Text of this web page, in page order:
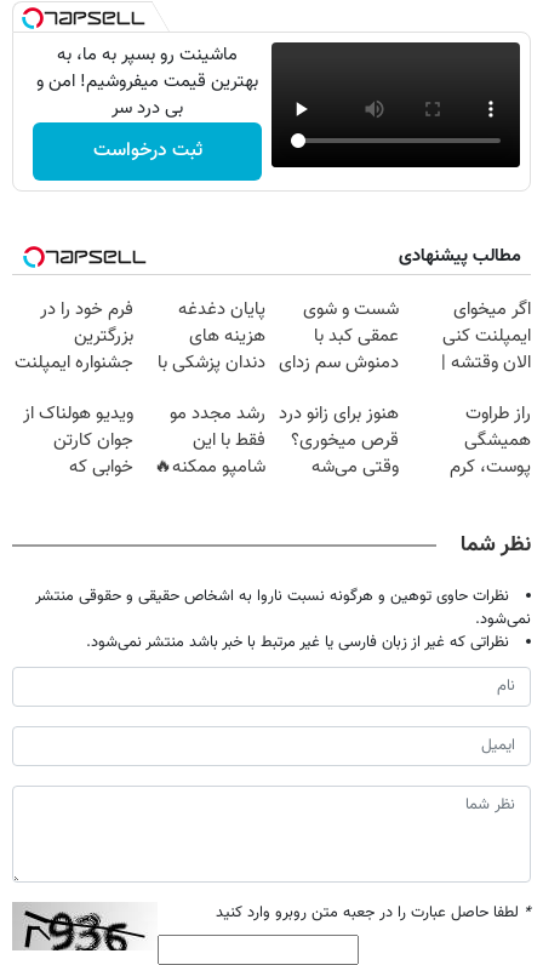
ماشینت رو بسپر به ما، به
بهترین قیمت میفروشیم! امن و
بی درد سر
ثبت درخواست
مطالب پیشنهادی
اگر میخوای
ایمپلنت کنی
الان وقتشه |
میلیون تومان!!!
شست و شوی
عمقی کبد با
دمنوش سم زدای
پایان دغدغه
هزینه های
دندان پزشکی با
خانگی
فرم خود را در
بزرگترین
جشنواره ایمپلنت
فقط ۲۵ میلیون
راز طراوت
همیشگی
پوست، کرم
هنوز برای زانو درد
قرص میخوری؟
وقتی می‌شه
رشد مجدد مو
فقط با این
شامپو ممکنه🔥
ویدیو هولناک از
جوان کارتن
خوابی که
نظر شما
نظرات حاوی توهین و هرگونه نسبت ناروا به اشخاص حقیقی و حقوقی منتشر
نمی‌شود.
نظراتی که غیر از زبان فارسی یا غیر مرتبط با خبر باشد منتشر نمی‌شود.
* لطفا حاصل عبارت را در جعبه متن روبرو وارد کنید